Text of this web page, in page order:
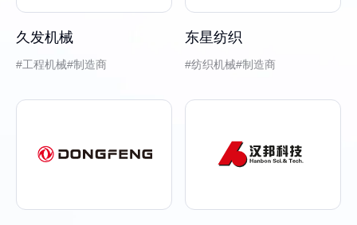
久发机械
工程机械 制造商
东星纺织
纺织机械 制造商